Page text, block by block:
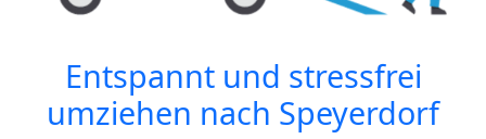
Entspannt und stressfrei
umziehen nach Speyerdorf